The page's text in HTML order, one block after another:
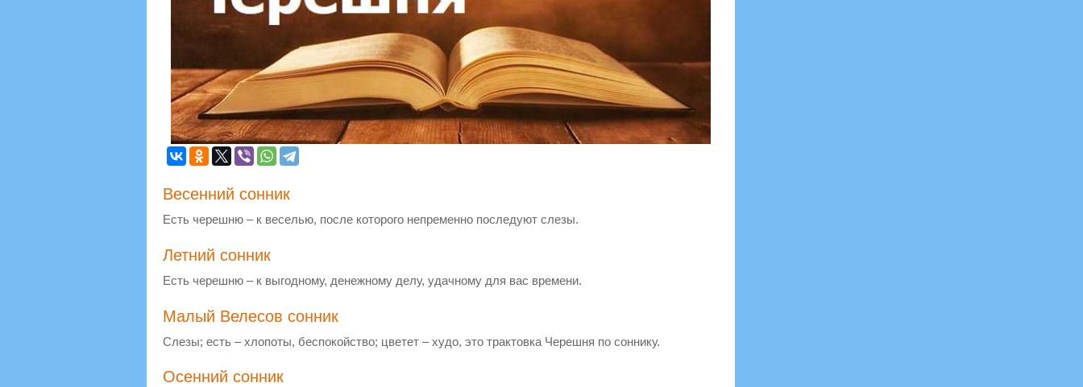
Весенний сонник
Есть черешню – к веселью, после которого непременно последуют слезы.
Летний сонник
Есть черешню – к выгодному, денежному делу, удачному для вас времени.
Малый Велесов сонник
Слезы; есть – хлопоты, беспокойство; цветет – худо, это трактовка Черешня по соннику.
Осенний сонник